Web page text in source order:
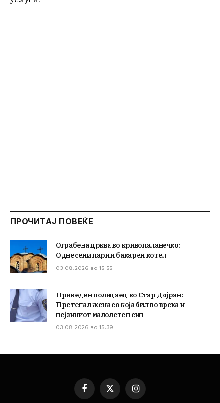
ПРОЧИТАЈ ПОВЕЌЕ
Ограбена црква во кривопаланечко:
Однесени пари и бакарен котел
03.08.2026 во 15:55
Приведен полицаец во Стар Дојран:
Претепал жена со која бил во врска и
нејзиниот малолетен син
03.08.2026 во 15:39
Facebook
X
Instagram